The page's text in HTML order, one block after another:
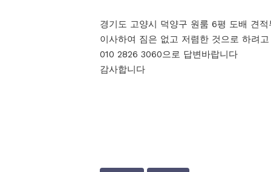
경기도 고양시 덕양구 원룸 6평 도배 견적
이사하여 짐은 없고 저렴한 것으로 하려
010 2826 3060으로 답변바랍니다
감사합니다